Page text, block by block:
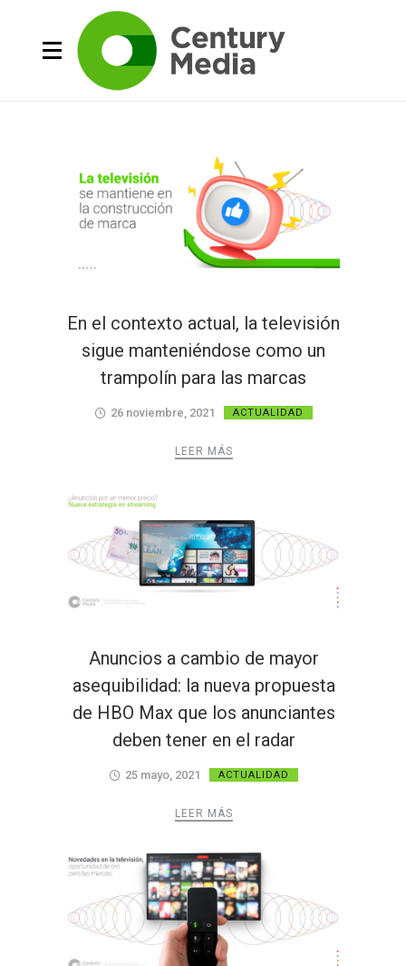
En el contexto actual, la televisión
sigue manteniéndose como un
trampolín para las marcas
26 noviembre, 2021 ACTUALIDAD
LEER MÁS
Anuncios a cambio de mayor
asequibilidad: la nueva propuesta
de HBO Max que los anunciantes
deben tener en el radar
25 mayo, 2021 ACTUALIDAD
LEER MÁS